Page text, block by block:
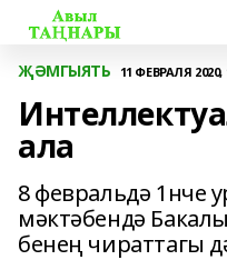
ҖӘМГЫЯТЬ 11 ФЕВРАЛЯ 2020,
ала
8 февральдә 1нче
мәктәбендә
бенең чираттагы